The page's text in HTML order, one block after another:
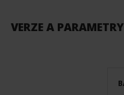
VERZE A PARAMETRY